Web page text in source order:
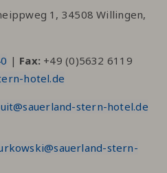
1, 34508 Willingen,
| Fax: +49 (0)5632 6119
hotel.de
stern-hotel.de
stern-